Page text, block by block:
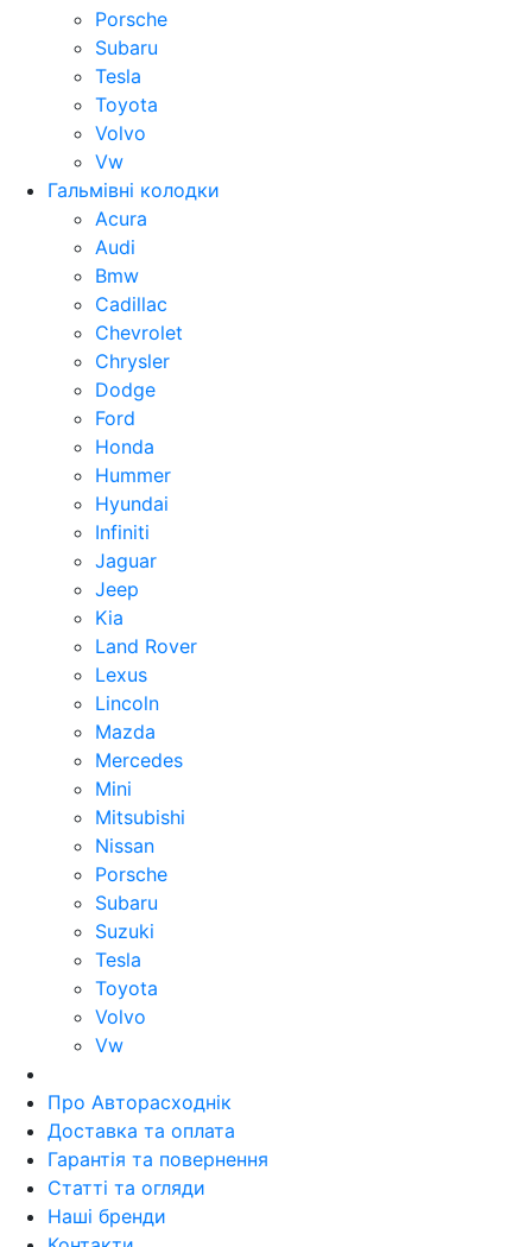
Porsche
Subaru
Tesla
Toyota
Volvo
Vw
Гальмівні колодки
Acura
Audi
Bmw
Cadillac
Chevrolet
Chrysler
Dodge
Ford
Honda
Hummer
Hyundai
Infiniti
Jaguar
Jeep
Kia
Land Rover
Lexus
Lincoln
Mazda
Mercedes
Mini
Mitsubishi
Nissan
Porsche
Subaru
Suzuki
Tesla
Toyota
Volvo
Vw
Про Авторасходнік
Доставка та оплата
Гарантія та повернення
Статті та огляди
Наші бренди